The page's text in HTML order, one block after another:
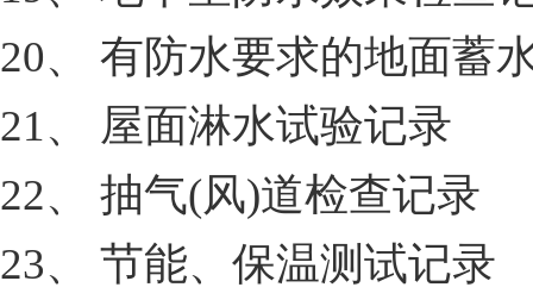
20、 有防水要求的地面蓄
21、 屋面淋水试验记录
22、 抽气(风)道检查记录
23、 节能、保温测试记录